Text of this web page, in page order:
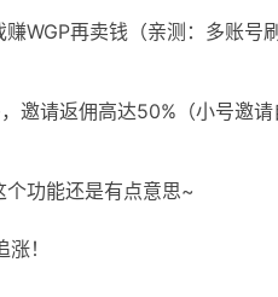
WGP再卖钱（亲测：多账号
邀请返佣高达50%（小号邀请
功能还是有点意思~
！